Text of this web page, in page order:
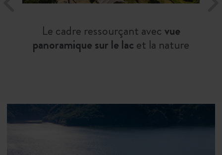
Le cadre ressourçant avec vue
panoramique sur le lacet la nature